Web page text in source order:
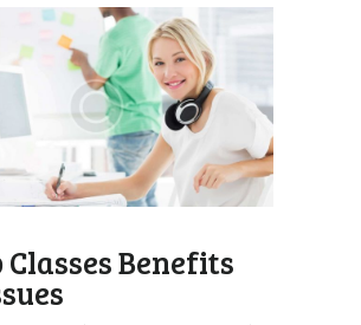
Classes Benefits